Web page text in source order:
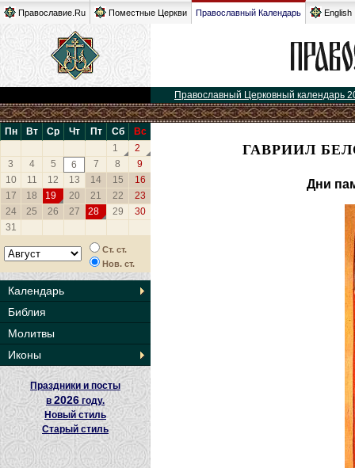
Православие.Ru Поместные Церкви Православный Календарь English
Православный Церковный календарь
Пн Вт Ср Чт Пт Сб
Вс
1
2
3
4 5 6 7 8
9
10
11 12 13 14 15
16
17
18 19 20 21 22
23
24
25 26 27 28 29
30
31
Ст. ст.
Нов. ст.
Календарь
Библия
Молитвы
Иконы
Праздники и посты
в2026 году.
Новый стиль
Старый стиль
ГАВРИИЛ
Дни